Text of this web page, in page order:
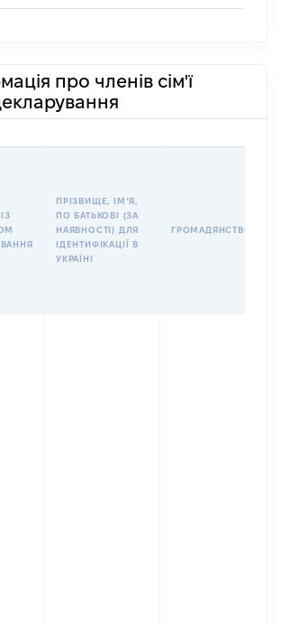
про членів сім'ї
ПРІЗВИЩЕ, ІМʼЯ,
ПО БАТЬКОВІ (ЗА
НАЯВНОСТІ) ДЛЯ
ІДЕНТИФІКАЦІЇ В
УКРАЇНІ
ГРОМАДЯНСТВО